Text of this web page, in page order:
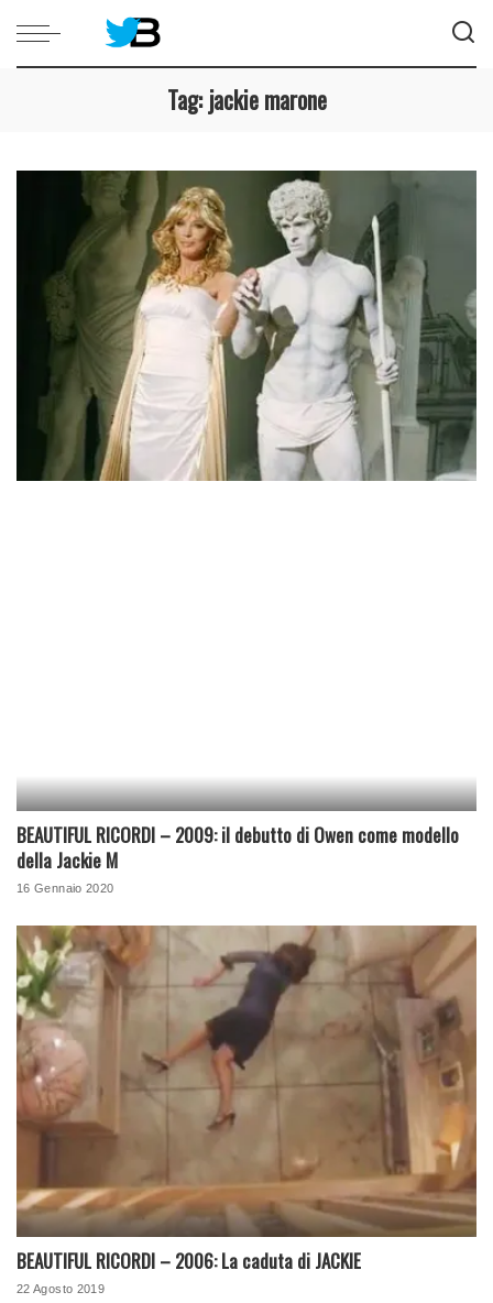
Tag:jackie marone
BEAUTIFUL RICORDI – 2009: il debutto di Owen come modello
della Jackie M
16 Gennaio 2020
BEAUTIFUL RICORDI – 2006: La caduta di JACKIE
22 Agosto 2019